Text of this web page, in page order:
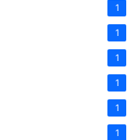
1
1
1
1
1
1